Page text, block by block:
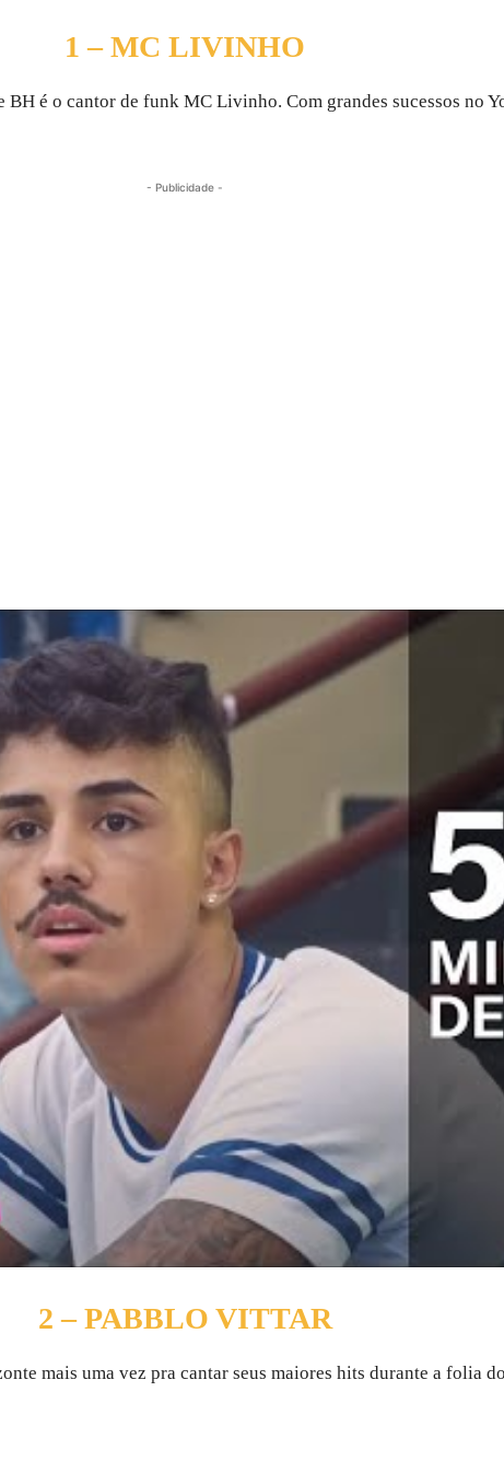
1 – MC LIVINHO
é o cantor de funk MC Livinho. Com grandes sucessos no
- Publicidade -
2 – PABBLO VITTAR
mais uma vez pra cantar seus maiores hits durante a folia